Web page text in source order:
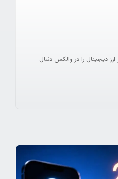
دیجیتال را در والکس دنبال